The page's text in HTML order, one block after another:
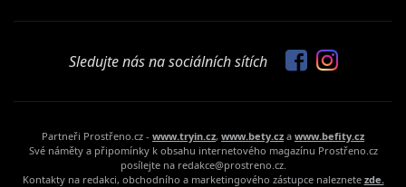
Sledujte nás na sociálních sítích
Partneři Prostřeno.cz - www.tryin.cz, www.bety.cz a www.befity.cz
Své náměty a připomínky k obsahu internetového magazínu Prostřeno.cz
posílejte na redakce@prostreno.cz.
Kontakty na redakci, obchodního a marketingového zástupce naleznete zde.